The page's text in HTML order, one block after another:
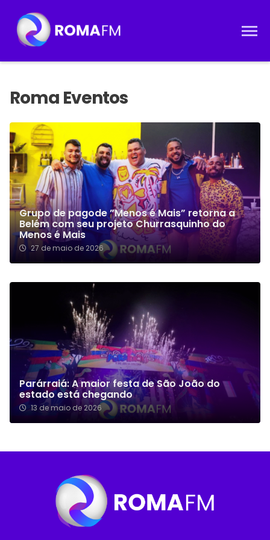
Grupo de pagode ”Menos é Mais” retorna a
Belém com seu projeto Churrasquinho do
Menos é Mais
27 de maio de 2026
Parárraiá: A maior festa de São João do
estado está chegando
13 de maio de 2026